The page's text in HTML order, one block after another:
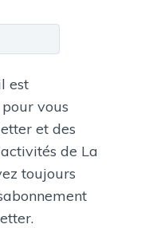
est
vous
et des
de La
toujours